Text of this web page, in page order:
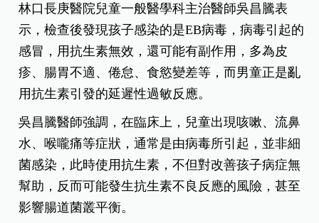
林口長庚醫院兒童一般醫學科主治醫師吳昌騰表
示，檢查後發現孩子感染的是EB病毒，病毒引起的
感冒，用抗生素無效，還可能有副作用，多為皮
疹、腸胃不適、倦怠、食慾變差等，而男童正是亂
用抗生素引發的延遲性過敏反應。
吳昌騰醫師強調，在臨床上，兒童出現咳嗽、流鼻
水、喉嚨痛等症狀，通常是由病毒所引起，並非細
菌感染，此時使用抗生素，不但對改善孩子病症無
幫助，反而可能發生抗生素不良反應的風險，甚至
影響腸道菌叢平衡。